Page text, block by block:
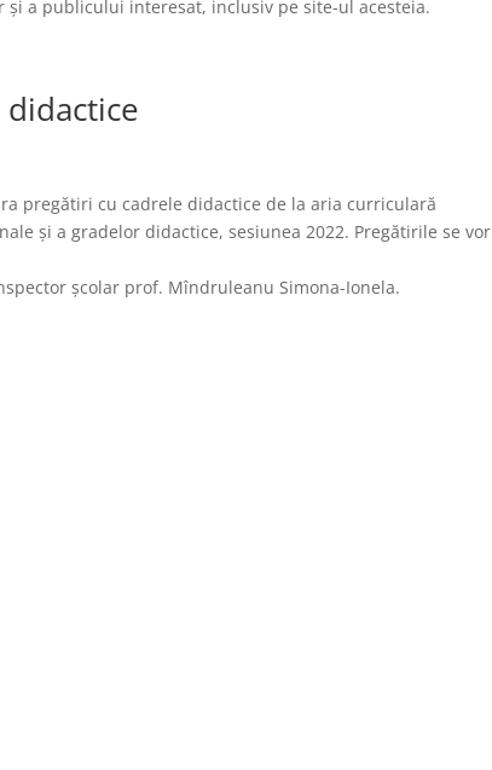
a publicului interesat, inclusiv pe site-ul acesteia.
pregătiri cu cadrele didactice de la aria curriculară
și a gradelor didactice, sesiunea 2022. Pregătirile se vor
școlar prof. Mîndruleanu Simona-Ionela.